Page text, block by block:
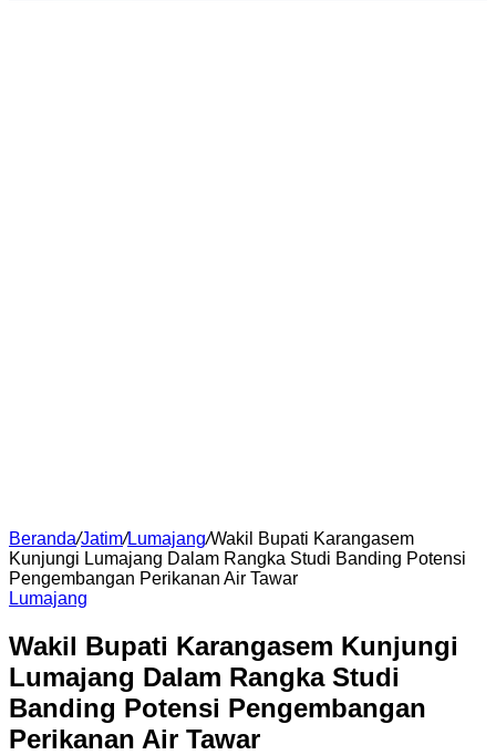
Beranda/Jatim/Lumajang/Wakil Bupati Karangasem
Kunjungi Lumajang Dalam Rangka Studi Banding Potensi
Pengembangan Perikanan Air Tawar
Lumajang
Wakil Bupati Karangasem Kunjungi
Lumajang Dalam Rangka Studi
Banding Potensi Pengembangan
Perikanan Air Tawar